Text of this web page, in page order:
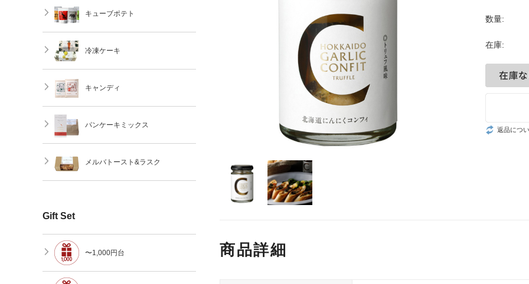
数量:
在庫:
返品につ
商品詳細
キューブポテト
冷凍ケーキ
キャンディ
パンケーキミックス
メルバトースト&ラスク
Gift Set
〜1,000円台